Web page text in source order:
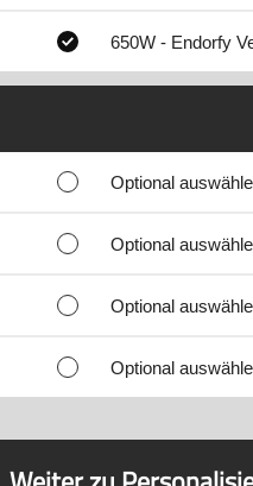
650W - Endorfy
Optional
Optional
Optional
Optional